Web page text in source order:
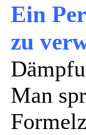
Ein
zu
Man